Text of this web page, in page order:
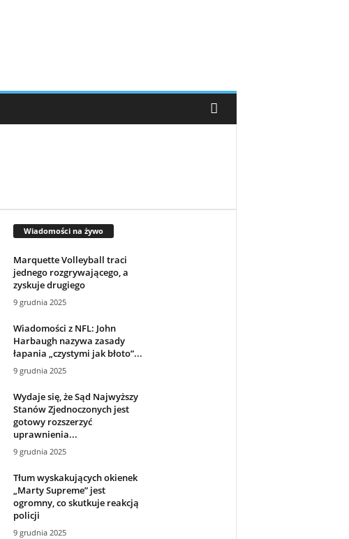
Wiadomości na żywo
Marquette Volleyball traci
jednego rozgrywającego, a
zyskuje drugiego
9 grudnia 2025
Wiadomości z NFL: John
Harbaugh nazywa zasady
łapania „czystymi jak błoto”...
9 grudnia 2025
Wydaje się, że Sąd Najwyższy
Stanów Zjednoczonych jest
gotowy rozszerzyć
uprawnienia...
9 grudnia 2025
Tłum wyskakujących okienek
„Marty Supreme” jest
ogromny, co skutkuje reakcją
policji
9 grudnia 2025